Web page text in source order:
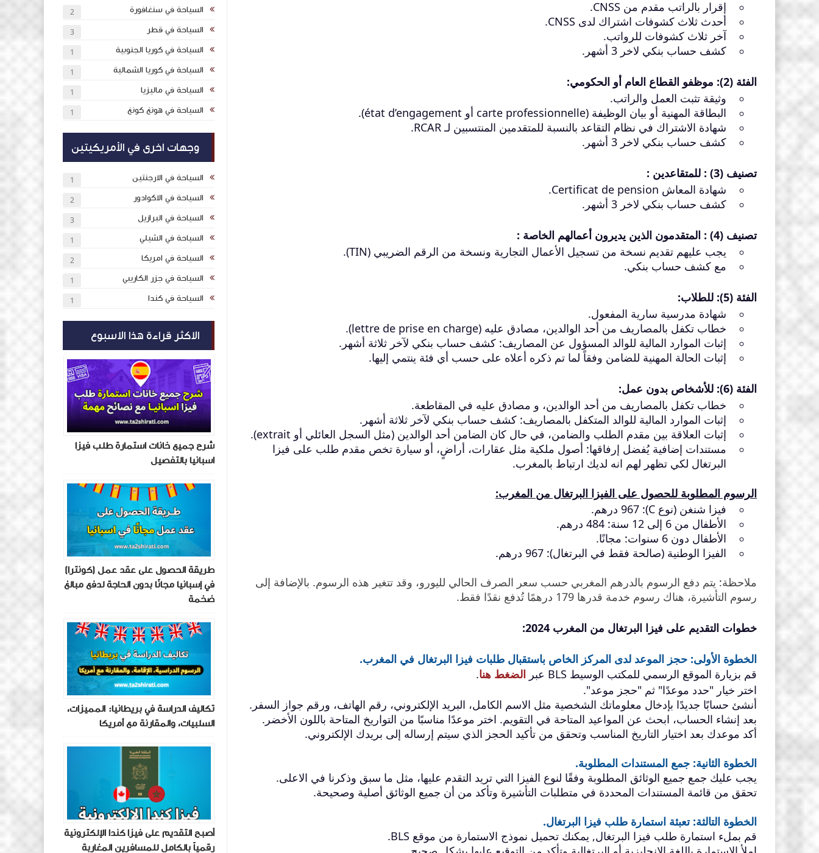
إقرار بالراتب مقدم من CNSS.
أحدث ثلاث كشوفات اشتراك لدى CNSS.
آخر ثلاث كشوفات للرواتب.
كشف حساب بنكي لاخر 3 أشهر.
الفئة (2): موظفو القطاع العام أو الحكومي:
وثيقة تثبت العمل والراتب.
البطاقة المهنية أو بيان الوظيفة (carte professionnelle أو état d’engagement).
شهادة الاشتراك في نظام التقاعد بالنسبة للمتقدمين المنتسبين لـ RCAR.
كشف حساب بنكي لاخر 3 أشهر.
تصنيف (3) : للمتقاعدين :
شهادة المعاش Certificat de pension.
كشف حساب بنكي لاخر 3 أشهر.
تصنيف (4) : المتقدمون الذين يديرون أعمالهم الخاصة :
يجب عليهم تقديم نسخة من تسجيل الأعمال التجارية ونسخة من الرقم الضريبي (TIN).
مع كشف حساب بنكي.
الفئة (5): للطلاب:
شهادة مدرسية سارية المفعول.
خطاب تكفل بالمصاريف من أحد الوالدين، مصادق عليه (lettre de prise en charge).
إثبات الموارد المالية للوالد المسؤول عن المصاريف: كشف حساب بنكي لآخر ثلاثة أشهر.
إثبات الحالة المهنية للضامن وفقاً لما تم ذكره أعلاه على حسب أي فئة ينتمي إليها.
الفئة (6): للأشخاص بدون عمل:
خطاب تكفل بالمصاريف من أحد الوالدين، و مصادق عليه في المقاطعة.
إثبات الموارد المالية للوالد المتكفل بالمصاريف: كشف حساب بنكي لآخر ثلاثة أشهر.
إثبات العلاقة بين مقدم الطلب والضامن، في حال كان الضامن أحد الوالدين (مثل السجل العائلي أو extrait).
مستندات إضافية يُفضل إرفاقها: أصول ملكية مثل عقارات، أراضٍ، أو سيارة تخص مقدم طلب على فيزا
البرتغال لكي تظهر لهم انه لديك ارتباط بالمغرب.
الرسوم المطلوبة للحصول على الفيزا البرتغال من المغرب:
فيزا شنغن (نوع C): 967 درهم.
الأطفال من 6 إلى 12 سنة: 484 درهم.
الأطفال دون 6 سنوات: مجانًا.
الفيزا الوطنية (صالحة فقط في البرتغال): 967 درهم.
ملاحظة: يتم دفع الرسوم بالدرهم المغربي حسب سعر الصرف الحالي لليورو، وقد تتغير هذه الرسوم. بالإضافة إلى
رسوم التأشيرة، هناك رسوم خدمة قدرها 179 درهمًا تُدفع نقدًا فقط.
خطوات التقديم على فيزا البرتغال من المغرب 2024:
الخطوة الأولى: حجز الموعد لدى المركز الخاص باستقبال طلبات فيزا البرتغال في المغرب.
قم بزيارة الموقع الرسمي للمكتب الوسيط BLS عبر
الضغط هنا.
اختر خيار "حدد موعدًا" ثم "حجز موعد".
أنشئ حسابًا جديدًا بإدخال معلوماتك الشخصية مثل الاسم الكامل، البريد الإلكتروني، رقم الهاتف، ورقم جواز السفر.
بعد إنشاء الحساب، ابحث عن المواعيد المتاحة في التقويم. اختر موعدًا مناسبًا من التواريخ المتاحة باللون الأخضر.
أكد موعدك بعد اختيار التاريخ المناسب وتحقق من تأكيد الحجز الذي سيتم إرساله إلى بريدك الإلكتروني.
الخطوة الثانية: جمع المستندات المطلوبة.
يجب عليك جمع جميع الوثائق المطلوبة وفقًا لنوع الفيزا التي تريد التقدم عليها، مثل ما سبق وذكرنا في الاعلى.
تحقق من قائمة المستندات المحددة في متطلبات التأشيرة وتأكد من أن جميع الوثائق أصلية وصحيحة.
الخطوة التالثة: تعبئة استمارة طلب فيزا البرتغال.
قم بملء استمارة طلب فيزا البرتغال, يمكنك تحميل نموذج الاستمارة من موقع BLS.
السياحة في سنغافورة 2
السياحة في قطر 3
السياحة في كوريا الجنوبية 1
السياحة في كوريا الشمالية 1
السياحة في ماليزيا 1
السياحة في هونغ كونغ 1
وجهات اخرى في الأمريكيتين
السياحة في الارجنتين 1
السياحة في الاكوادور 2
السياحة في البرازيل 3
السياحة في الشيلي 1
السياحة في امريكا 2
السياحة في جزر الكاريبي 1
السياحة في كندا 1
الاكثر قراءة هذا الاسبوع
شرح جميع خانات استمارة طلب فيزا
اسبانيا بالتفصيل
طريقة الحصول على عقد عمل (كونترا)
في إسبانيا مجانًا بدون الحاجة لدفع مبالغ
ضخمة
تكاليف الدراسة في بريطانيا: المميزات،
السلبيات، والمقارنة مع أمريكا
أصبح التقديم على فيزا كندا الإلكترونية
رقمياً بالكامل للمسافرين المغاربة